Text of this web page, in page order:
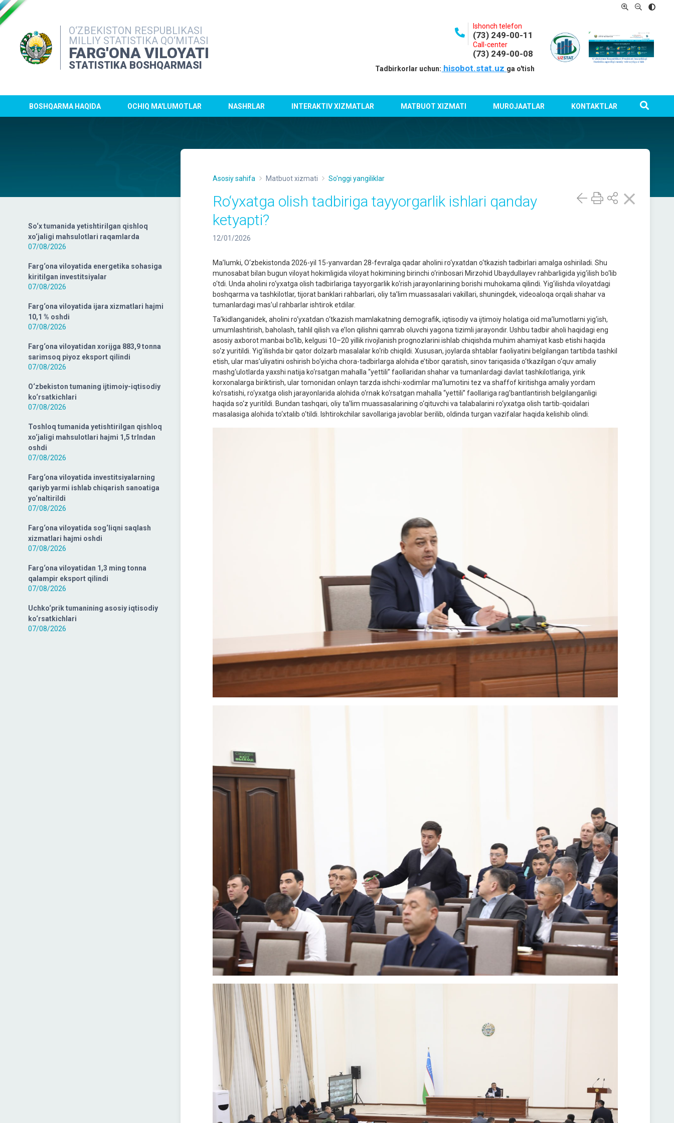
O‘ZBEKISTON RESPUBLIKASI
MILLIY STATISTIKA QO‘MITASI
FARG'ONA VILOYATI
STATISTIKA BOSHQARMASI
Ishonch telefon
(73) 249-00-11
Call-center
(73) 249-00-08
Tadbirkorlar uchun: hisobot.stat.uz ga o'tish
BOSHQARMA HAQIDA OCHIQ MA'LUMOTLAR NASHRLAR INTERAKTIV XIZMATLAR MATBUOT XIZMATI MUROJAATLAR KONTAKTLAR
So‘x tumanida yetishtirilgan qishloq
xo‘jaligi mahsulotlari raqamlarda
07/08/2026
Farg‘ona viloyatida energetika sohasiga
kiritilgan investitsiyalar
07/08/2026
Farg‘ona viloyatida ijara xizmatlari hajmi
10,1 % oshdi
07/08/2026
Farg‘ona viloyatidan xorijga 883,9 tonna
sarimsoq piyoz eksport qilindi
07/08/2026
O‘zbekiston tumaning ijtimoiy-iqtisodiy
ko‘rsatkichlari
07/08/2026
Toshloq tumanida yetishtirilgan qishloq
xo‘jaligi mahsulotlari hajmi 1,5 trlndan
oshdi
07/08/2026
Farg‘ona viloyatida investitsiyalarning
qariyb yarmi ishlab chiqarish sanoatiga
yo‘naltirildi
07/08/2026
Farg‘ona viloyatida sog‘liqni saqlash
xizmatlari hajmi oshdi
07/08/2026
Farg‘ona viloyatidan 1,3 ming tonna
qalampir eksport qilindi
07/08/2026
Uchko‘prik tumanining asosiy iqtisodiy
ko‘rsatkichlari
07/08/2026
Asosiy sahifa Matbuot xizmati So'nggi yangiliklar
Ro‘yxatga olish tadbiriga tayyorgarlik ishlari qanday
ketyapti?
12/01/2026
Ma’lumki, O‘zbekistonda 2026-yil 15-yanvardan 28-fevralga qadar aholini ro‘yxatdan o‘tkazish tadbirlari amalga oshiriladi. Shu
munosabat bilan bugun viloyat hokimligida viloyat hokimining birinchi o‘rinbosari Mirzohid Ubaydullayev rahbarligida yig‘ilish bo‘lib
o‘tdi. Unda aholini ro‘yxatga olish tadbirlariga tayyorgarlik ko‘rish jarayonlarining borishi muhokama qilindi. Yig‘ilishda viloyatdagi
boshqarma va tashkilotlar, tijorat banklari rahbarlari, oliy ta’lim muassasalari vakillari, shuningdek, videoaloqa orqali shahar va
tumanlardagi mas’ul rahbarlar ishtirok etdilar.
Ta’kidlanganidek, aholini ro‘yxatdan o‘tkazish mamlakatning demografik, iqtisodiy va ijtimoiy holatiga oid ma’lumotlarni yig‘ish,
umumlashtirish, baholash, tahlil qilish va e’lon qilishni qamrab oluvchi yagona tizimli jarayondir. Ushbu tadbir aholi haqidagi eng
asosiy axborot manbai bo‘lib, kelgusi 10–20 yillik rivojlanish prognozlarini ishlab chiqishda muhim ahamiyat kasb etishi haqida
so‘z yuritildi. Yig‘ilishda bir qator dolzarb masalalar ko‘rib chiqildi. Xususan, joylarda shtablar faoliyatini belgilangan tartibda tashkil
etish, ular mas’uliyatini oshirish bo‘yicha chora-tadbirlarga alohida e’tibor qaratish, sinov tariqasida o‘tkazilgan o‘quv amaliy
mashg‘ulotlarda yaxshi natija ko‘rsatgan mahalla “yettili” faollaridan shahar va tumanlardagi davlat tashkilotlariga, yirik
korxonalarga biriktirish, ular tomonidan onlayn tarzda ishchi-xodimlar ma’lumotini tez va shaffof kiritishga amaliy yordam
ko‘rsatishi, ro‘yxatga olish jarayonlarida alohida o‘rnak ko‘rsatgan mahalla “yettili” faollariga rag’bantlantirish belgilanganligi
haqida so‘z yuritildi. Bundan tashqari, oliy ta’lim muassasalarining o‘qituvchi va talabalarini ro‘yxatga olish tartib-qoidalari
masalasiga alohida to‘xtalib o‘tildi. Ishtirokchilar savollariga javoblar berilib, oldinda turgan vazifalar haqida kelishib olindi.